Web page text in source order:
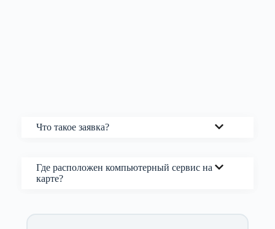
Что такое заявка?
Где расположен компьютерный сервис на
карте?